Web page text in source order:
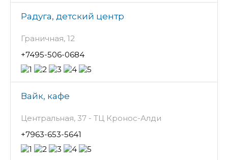
Радуга, детский центр
Граничная, 12
+7495-506-0684
Вайк, кафе
Центральная, 37 - ТЦ Кронос-Алди
+7963-653-5641